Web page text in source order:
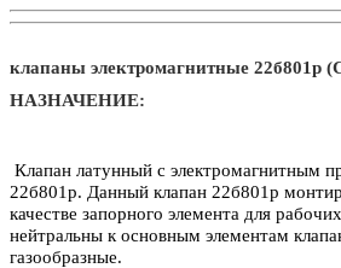
клапаны электромагнитные 22б801р
НАЗНАЧЕНИЕ:
Клапан латунный с электромагнитным
22б801р. Данный клапан 22б801р
качестве запорного элемента для
нейтральны к основным элементам
газообразные.